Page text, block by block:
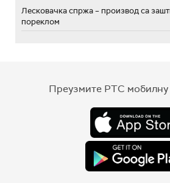
Лесковачка спржа – производ са
пореклом
Преузмите РТС мобилну